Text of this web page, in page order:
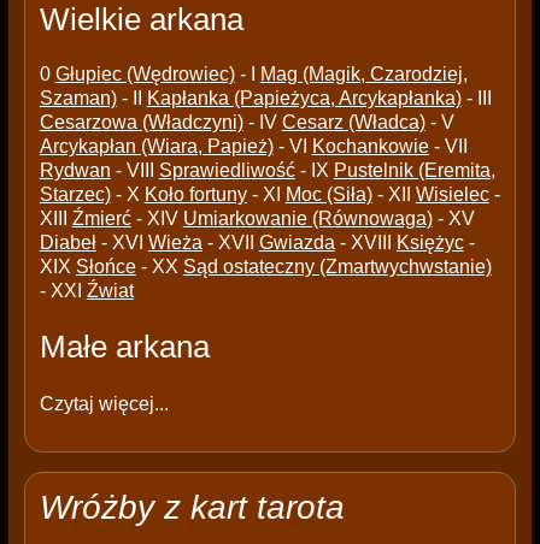
Wielkie arkana
0 Głupiec (Wędrowiec)- I
Mag (Magik, Czarodziej,
Szaman)- II Kapłanka (Papieżyca, Arcykapłanka)- III
Cesarzowa (Władczyni)- IV Cesarz (Władca)- V
Arcykapłan (Wiara, Papież)- VI Kochankowie- VII
Rydwan - VIII Sprawiedliwość- IX Pustelnik (Eremita,
Starzec)- X Koło fortuny- XI Moc (Siła)- XII Wisielec-
XIII Źmierć- XIV Umiarkowanie (Równowaga)- XV
Diabeł- XVI Wieża - XVII Gwiazda - XVIII Księżyc-
XIX Słońce- XX Sąd ostateczny (Zmartwychwstanie)
- XXI Źwiat
Małe arkana
Czytaj więcej...
Wróżby z kart tarota